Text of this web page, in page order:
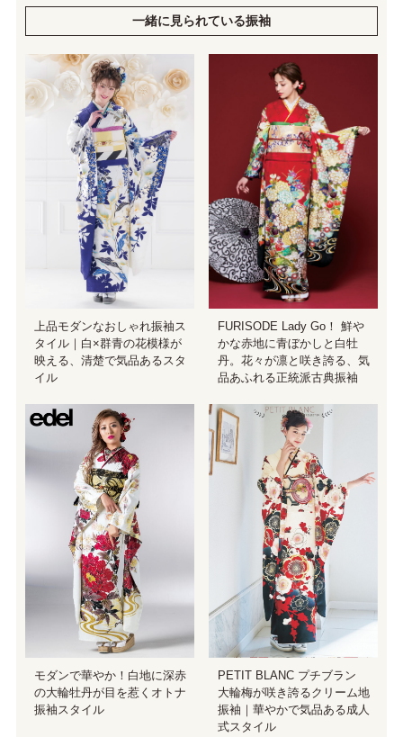
一緒に見られている振袖
上品モダンなおしゃれ振袖ス
タイル｜白×群青の花模様が
映える、清楚で気品あるスタ
イル
FURISODE Lady Go！ 鮮や
かな赤地に青ぼかしと白牡
丹。花々が凛と咲き誇る、気
品あふれる正統派古典振袖
モダンで華やか！白地に深赤
の大輪牡丹が目を惹くオトナ
振袖スタイル
PETIT BLANC プチブラン
大輪梅が咲き誇るクリーム地
振袖｜華やかで気品ある成人
式スタイル